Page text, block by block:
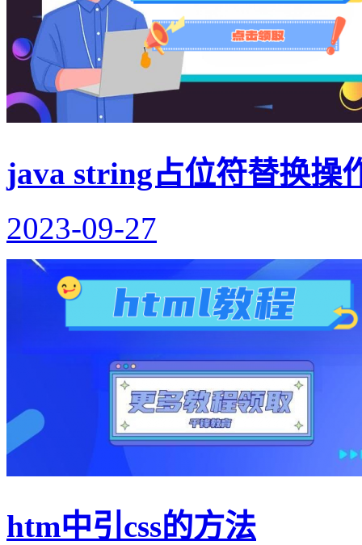
java string占位符替换操
2023-09-27
htm中引css的方法